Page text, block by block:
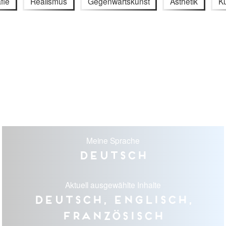
Meine Sprache
Deutsch
Aktuell ausgewählte Inhalte
Deutsch, Englisch,
Französisch